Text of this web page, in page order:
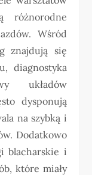
różnorodne
Wśród
znajdują się
diagnostyka
układów
dysponują
na szybką i
Dodatkowo
blacharskie i
które miały